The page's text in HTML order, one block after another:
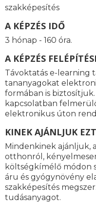
szakképesítés
A KÉPZÉS IDŐ
3 hónap - 160 óra.
A KÉPZÉS
Távoktatás e-learning
tananyagokat
formában is biztosítjuk.
kapcsolatban
elektronikus úton
KINEK AJÁNLJUK
Mindenkinek ajánljuk,
otthonról,
költségkímélő módon
áru és gyógynövény
szakképesítés
tudásanyagot.